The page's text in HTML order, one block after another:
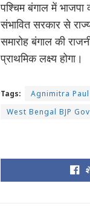
पश्चिम बंगाल में
संभावित सरकार से
समारोह बंगाल की
प्राथमिक लक्ष्य होगा।
Tags: Agnimitra Paul
West Bengal BJP